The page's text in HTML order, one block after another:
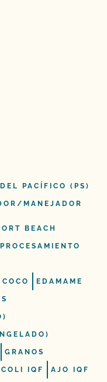
PACÍFICO (PS)
MANEJADOR
BEACH
COCO EDAMAME
GRANOS
IQF AJO IQF